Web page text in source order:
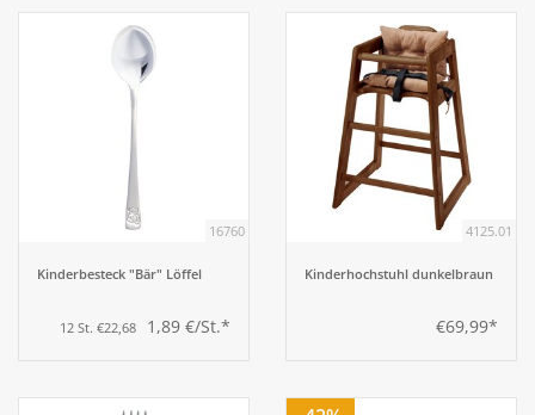
16760
Kinderbesteck "Bär" Löffel
12 St. €22,68 1,89 €/St.*
4125.01
Kinderhochstuhl dunkelbraun
€69,99*